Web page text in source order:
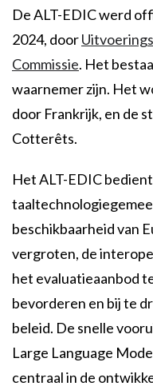
De ALT-EDIC werd
2024, door
Commissie. Het
waarnemer zijn. Het
door Frankrijk, en de
Cotterêts.
Het ALT-EDIC
beschikbaarheid van
vergroten, de
het evaluatieaanbod
bevorderen en bij te
beleid. De snelle
Large Language
centraal in de